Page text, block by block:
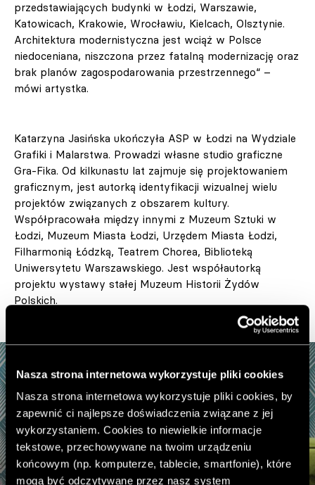
Nasza strona internetowa wykorzystuje pliki cookies
Nasza strona internetowa wykorzystuje pliki cookies, by
zapewnić ci najlepsze doświadczenia związane z jej
wykorzystaniem. Cookies to niewielkie informacje
tekstowe, przechowywane na twoim urządzeniu
końcowym (np. komputerze, tablecie, smartfonie), które
mogą być odczytywane przez nasz system
przedstawiających budynki w Łodzi, Warszawie,
Katowicach, Krakowie, Wrocławiu, Kielcach, Olsztynie.
Architektura modernistyczna jest wciąż w Polsce
niedoceniana, niszczona przez fatalną modernizację oraz
brak planów zagospodarowania przestrzennego“ –
mówi artystka.
Katarzyna Jasińska ukończyła ASP w Łodzi na Wydziale
Grafiki i Malarstwa. Prowadzi własne studio graficzne
Gra-Fika. Od kilkunastu lat zajmuje się projektowaniem
graficznym, jest autorką identyfikacji wizualnej wielu
projektów związanych z obszarem kultury.
Współpracowała między innymi z Muzeum Sztuki w
Łodzi, Muzeum Miasta Łodzi, Urzędem Miasta Łodzi,
Filharmonią Łódzką, Teatrem Chorea, Biblioteką
Uniwersytetu Warszawskiego. Jest współautorką
projektu wystawy stałej Muzeum Historii Żydów
Polskich.